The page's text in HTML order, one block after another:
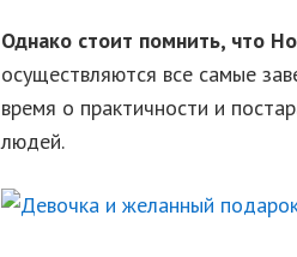
Однако стоит помнить, что
осуществляются все самые
время о практичности и
людей.